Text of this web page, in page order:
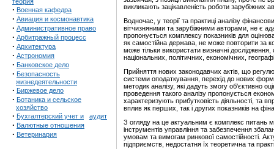
· Военная кафедра
· Авиация и космонавтика
· Административное право
· Арбитражный процесс
· Архитектура
· Астрономия
· Банковское дело
· Безопасность
жизнедеятельности
· Биржевое дело
· Ботаника и сельское
хозяйство
· Бухгалтерский учет и аудит
· Валютные отношения
· Ветеринария
викликають зацікавленість роботи зарубіжних
Водночас, у теорії та практиці аналізу
вітчизняними та зарубіжними авторами, не є
пропонується комплексу показників для
як самостійна держава, не може повторити за
може тільки використати визначні
національних, політичних, економічних,
Прийняття нових законодавчих актів, що
системи оподаткування, перехід до нових форм
методик аналізу, які дадуть змогу об'єктивно
проведення такого аналізу пропонується
характеризують прибутковість діяльності, та
вплив як перших, так і других показників на
З огляду на це актуальним є комплекс питань
інструментів управління та забезпечення
умовам та вимогам ринкової самостійності.
підприємств, недостатня їх теоретична та